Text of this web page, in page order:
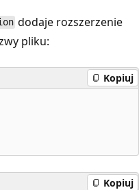
dodaje rozszerzenie
pliku:
Kopiuj
Kopiuj